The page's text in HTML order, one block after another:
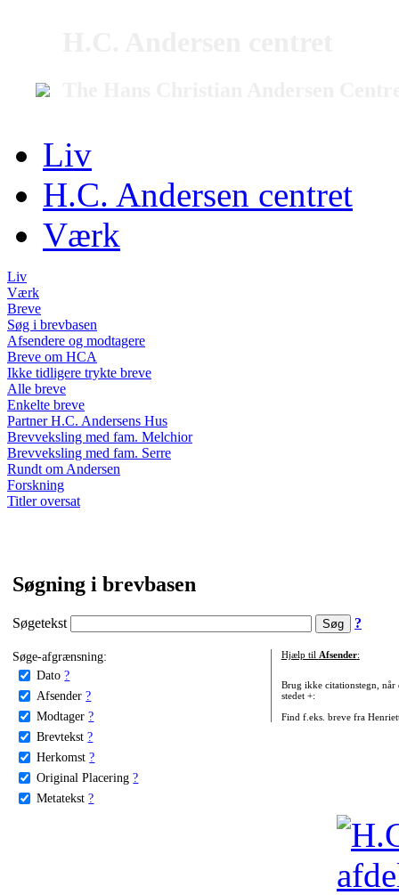
Liv
H.C. Andersen centret
Værk
Liv
Værk
Breve
Søg i brevbasen
Afsendere og modtagere
Breve om HCA
Ikke tidligere trykte breve
Alle breve
Enkelte breve
Partner H.C. Andersens Hus
Brevveksling med fam. Melchior
Brevveksling med fam. Serre
Rundt om Andersen
Forskning
Titler oversat
Søgning i brevbasen
Søgetekst ?
Søge-afgrænsning:
Dato ?
Afsender ?
Modtager ?
Brevtekst ?
Herkomst ?
Original Placering ?
Metatekst ?
Hjælp til Afsender:
Brug ikke citationstegn, når
stedet +:
Find f.eks. breve fra